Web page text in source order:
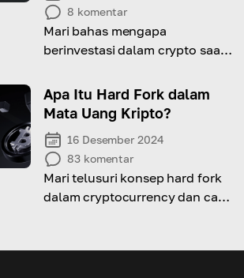
8 komentar
Mari bahas mengapa
berinvestasi dalam crypto saat
berani, tetapi pilihan cerdas.
Apa Itu Hard Fork dalam
Mata Uang Kripto?
16 Desember 2024
83 komentar
Mari telusuri konsep hard fork
dalam cryptocurrency dan cari
alasannya.